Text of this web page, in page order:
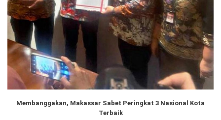
Membanggakan, Makassar Sabet Peringkat 3 Nasional Kota
Terbaik